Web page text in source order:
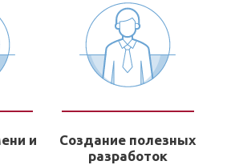
и
Создание полезных
разработок